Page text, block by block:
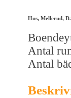
Hus, Mellerud,
Antal
Antal